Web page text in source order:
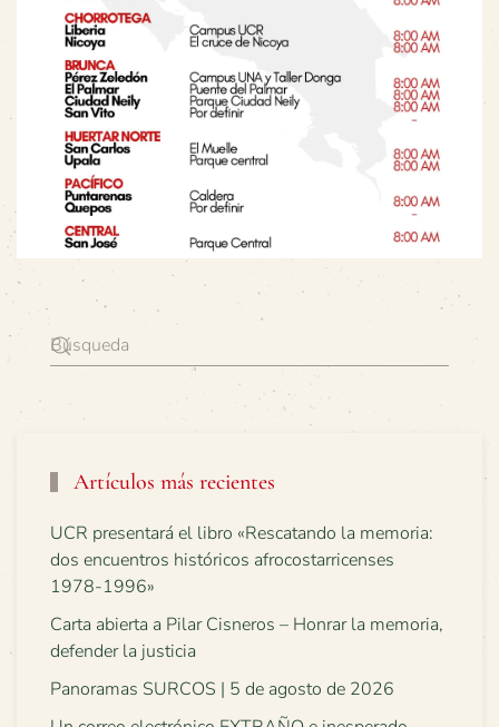
Artículos más recientes
UCR presentará el libro «Rescatando la memoria:
dos encuentros históricos afrocostarricenses
1978-1996»
Carta abierta a Pilar Cisneros – Honrar la memoria,
defender la justicia
Panoramas SURCOS | 5 de agosto de 2026